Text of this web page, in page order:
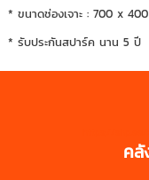
* ขนาดช่องเจาะ : 700 x
* รับประกันสปาร์ค นาน 5 ปี
คลั